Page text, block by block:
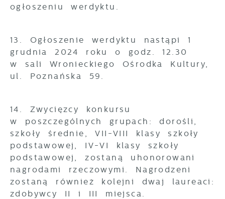
ogłoszeniu werdyktu.
13. Ogłoszenie werdyktu nastąpi 1
grudnia 2024 roku o godz. 12.30
w sali Wronieckiego Ośrodka Kultury,
ul. Poznańska 59.
14. Zwycięzcy konkursu
w poszczególnych grupach: dorośli,
szkoły średnie, VII-VIII klasy szkoły
podstawowej, IV-VI klasy szkoły
podstawowej, zostaną uhonorowani
nagrodami rzeczowymi. Nagrodzeni
zostaną również kolejni dwaj laureaci:
zdobywcy II i III miejsca.